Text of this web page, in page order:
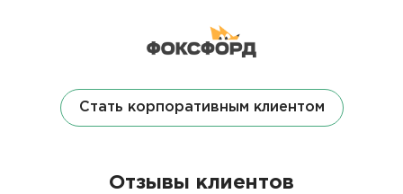
Стать корпоративным клиентом
Отзывы клиентов